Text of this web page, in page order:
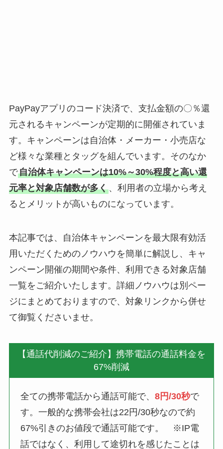
PayPayアプリのコード決済で、支払金額の〇％還
元されるキャンペーンが定期的に開催されていま
す。キャンペーンは自治体・メーカー・小売店な
ど様々な業種とタッグを組んでいます。そのなか
で自治体キャンペーンは10%～30%程度と高い還
元率と対象店舗数が多く、利用者の立場から考え
るとメリットが高いものになっています。
本記事では、自治体キャンペーンを最大限有効活
用いただくためのノウハウを簡単に解説し、キャ
ンペーン開催の期間や条件、利用できる対象店舗
一覧をご紹介いたします。詳細ノウハウは別ペー
ジにまとめておりますので、対象リンクから併せ
て御覧くださいませ。
【通話代削減のご紹介】携帯電話の通話料金を
67%削減
全ての携帯電話から通話可能で、8円/30秒で
す。一般的な携帯会社は22円/30秒なので約
67%引きのお値段で通話可能です。 ※IP電
話ではなく、利用して途切れを感じたことは